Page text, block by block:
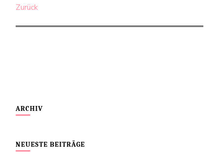
Zurück
ARCHIV
NEUESTE BEITRÄGE